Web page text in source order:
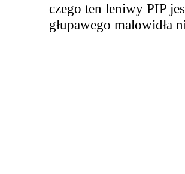
czego ten leniwy PIP
głupawego malowidła